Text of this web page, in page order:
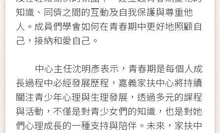
知識、同儕之間的互動及自我保護與尊重他
人。成員們學會如何在青春期中更好地照顧自
己，接納和愛自己。
中心主任沈明彥表示，青春期是每個人成
長過程中必經發展歷程，嘉義家扶中心將持續
關注青少年心理與生理發展，透過多元的課程
與活動，不僅是對青少女們的知識，也是對她
們心理成長的一種支持與陪伴。未來，家扶中